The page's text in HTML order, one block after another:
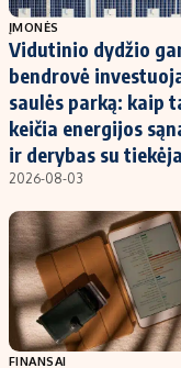
ĮMONĖS
Vidutinio dydžio
bendrovė
saulės parką: kaip
keičia energijos
ir derybas su
2026-08-03
FINANSAI